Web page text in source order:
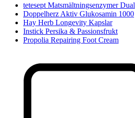
tetesept Matsmältningsenzymer Dual
Doppelherz Aktiv Glukosamin 1000
Hay Herb Longevity Kapslar
Instick Persika & Passionsfrukt
Propolia Repairing Foot Cream